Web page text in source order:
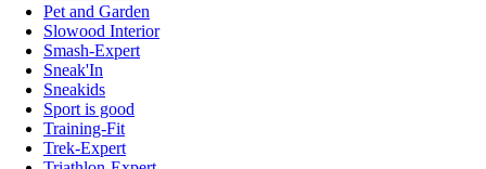
Pet and Garden
Slowood Interior
Smash-Expert
Sneak'In
Sneakids
Sport is good
Training-Fit
Trek-Expert